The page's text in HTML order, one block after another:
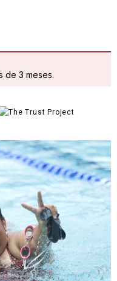
de 3 meses.